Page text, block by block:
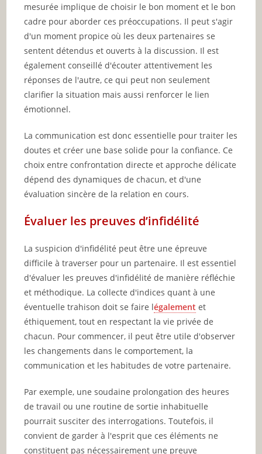
mesurée implique de choisir le bon moment et le bon
cadre pour aborder ces préoccupations. Il peut s'agir
d'un moment propice où les deux partenaires se
sentent détendus et ouverts à la discussion. Il est
également conseillé d'écouter attentivement les
réponses de l'autre, ce qui peut non seulement
clarifier la situation mais aussi renforcer le lien
émotionnel.
La communication est donc essentielle pour traiter les
doutes et créer une base solide pour la confiance. Ce
choix entre confrontation directe et approche délicate
dépend des dynamiques de chacun, et d'une
évaluation sincère de la relation en cours.
Évaluer les preuves d’infidélité
La suspicion d'infidélité peut être une épreuve
difficile à traverser pour un partenaire. Il est essentiel
d'évaluer les preuves d'infidélité de manière réfléchie
et méthodique. La collecte d'indices quant à une
éventuelle trahison doit se faire légalement et
éthiquement, tout en respectant la vie privée de
chacun. Pour commencer, il peut être utile d'observer
les changements dans le comportement, la
communication et les habitudes de votre partenaire.
Par exemple, une soudaine prolongation des heures
de travail ou une routine de sortie inhabituelle
pourrait susciter des interrogations. Toutefois, il
convient de garder à l'esprit que ces éléments ne
constituent pas nécessairement une preuve